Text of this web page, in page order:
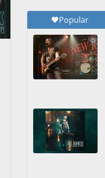
Popular